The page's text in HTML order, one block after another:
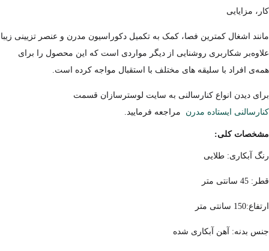
کار، مزایایی
مانند اشغال کمترین فصا، کمک به تکمیل دکوراسیون مدرن و عنصر تزیینی زیبا
علاوه‌بر شکاربری روشنایی از دیگر مواردی است که این محصول را برای
همه‌ی افراد با سلیقه های مختلف با استقبال مواجه کرده است.
برای دیدن انواع کنارسالنی به سایت لوسترسازان قسمت
کنارسالنی ایستاده مدرن مراجعه فرمایید.
مشخصات کلی:
رنگ آبکاری: طلایی
قطر: 45 سانتی متر
ارتفاع:150 سانتی متر
جنس بدنه: آهن آبکاری شده